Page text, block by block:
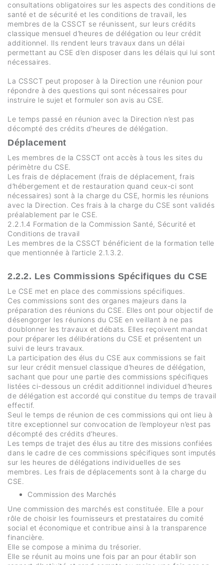
consultations obligatoires sur les aspects des conditions de
santé et de sécurité et les conditions de travail, les
membres de la CSSCT se réunissent, sur leurs crédits
classique mensuel d’heures de délégation ou leur crédit
additionnel. Ils rendent leurs travaux dans un délai
permettant au CSE d’en disposer dans les délais qui lui sont
nécessaires.
La CSSCT peut proposer à la Direction une réunion pour
répondre à des questions qui sont nécessaires pour
instruire le sujet et formuler son avis au CSE.
Le temps passé en réunion avec la Direction n’est pas
décompté des crédits d’heures de délégation.
Déplacement
Les membres de la CSSCT ont accès à tous les sites du
périmètre du CSE.
Les frais de déplacement (frais de déplacement, frais
d’hébergement et de restauration quand ceux-ci sont
nécessaires) sont à la charge du CSE, hormis les réunions
avec la Direction. Ces frais à la charge du CSE sont validés
préalablement par le CSE.
2.2.1.4 Formation de la Commission Santé, Sécurité et
Conditions de travail
Les membres de la CSSCT bénéficient de la formation telle
que mentionnée à l’article 2.1.3.2.
2.2.2. Les Commissions Spécifiques du CSE
Le CSE met en place des commissions spécifiques.
Ces commissions sont des organes majeurs dans la
préparation des réunions du CSE. Elles ont pour objectif de
désengorger les réunions du CSE en veillant à ne pas
doublonner les travaux et débats. Elles reçoivent mandat
pour préparer les délibérations du CSE et présentent un
suivi de leurs travaux.
La participation des élus du CSE aux commissions se fait
sur leur crédit mensuel classique d’heures de délégation,
sachant que pour une partie des commissions spécifiques
listées ci-dessous un crédit additionnel individuel d’heures
de délégation est accordé qui constitue du temps de travail
effectif.
Seul le temps de réunion de ces commissions qui ont lieu à
titre exceptionnel sur convocation de l’employeur n’est pas
décompté des crédits d’heures.
Les temps de trajet des élus au titre des missions confiées
dans le cadre de ces commissions spécifiques sont imputés
sur les heures de délégations individuelles de ses
membres. Les frais de déplacements sont à la charge du
CSE.
Commission des Marchés
Une commission des marchés est constituée. Elle a pour
rôle de choisir les fournisseurs et prestataires du comité
social et économique et contribue ainsi à la transparence
financière.
Elle se compose a minima du trésorier.
Elle se réunit au moins une fois par an pour établir son